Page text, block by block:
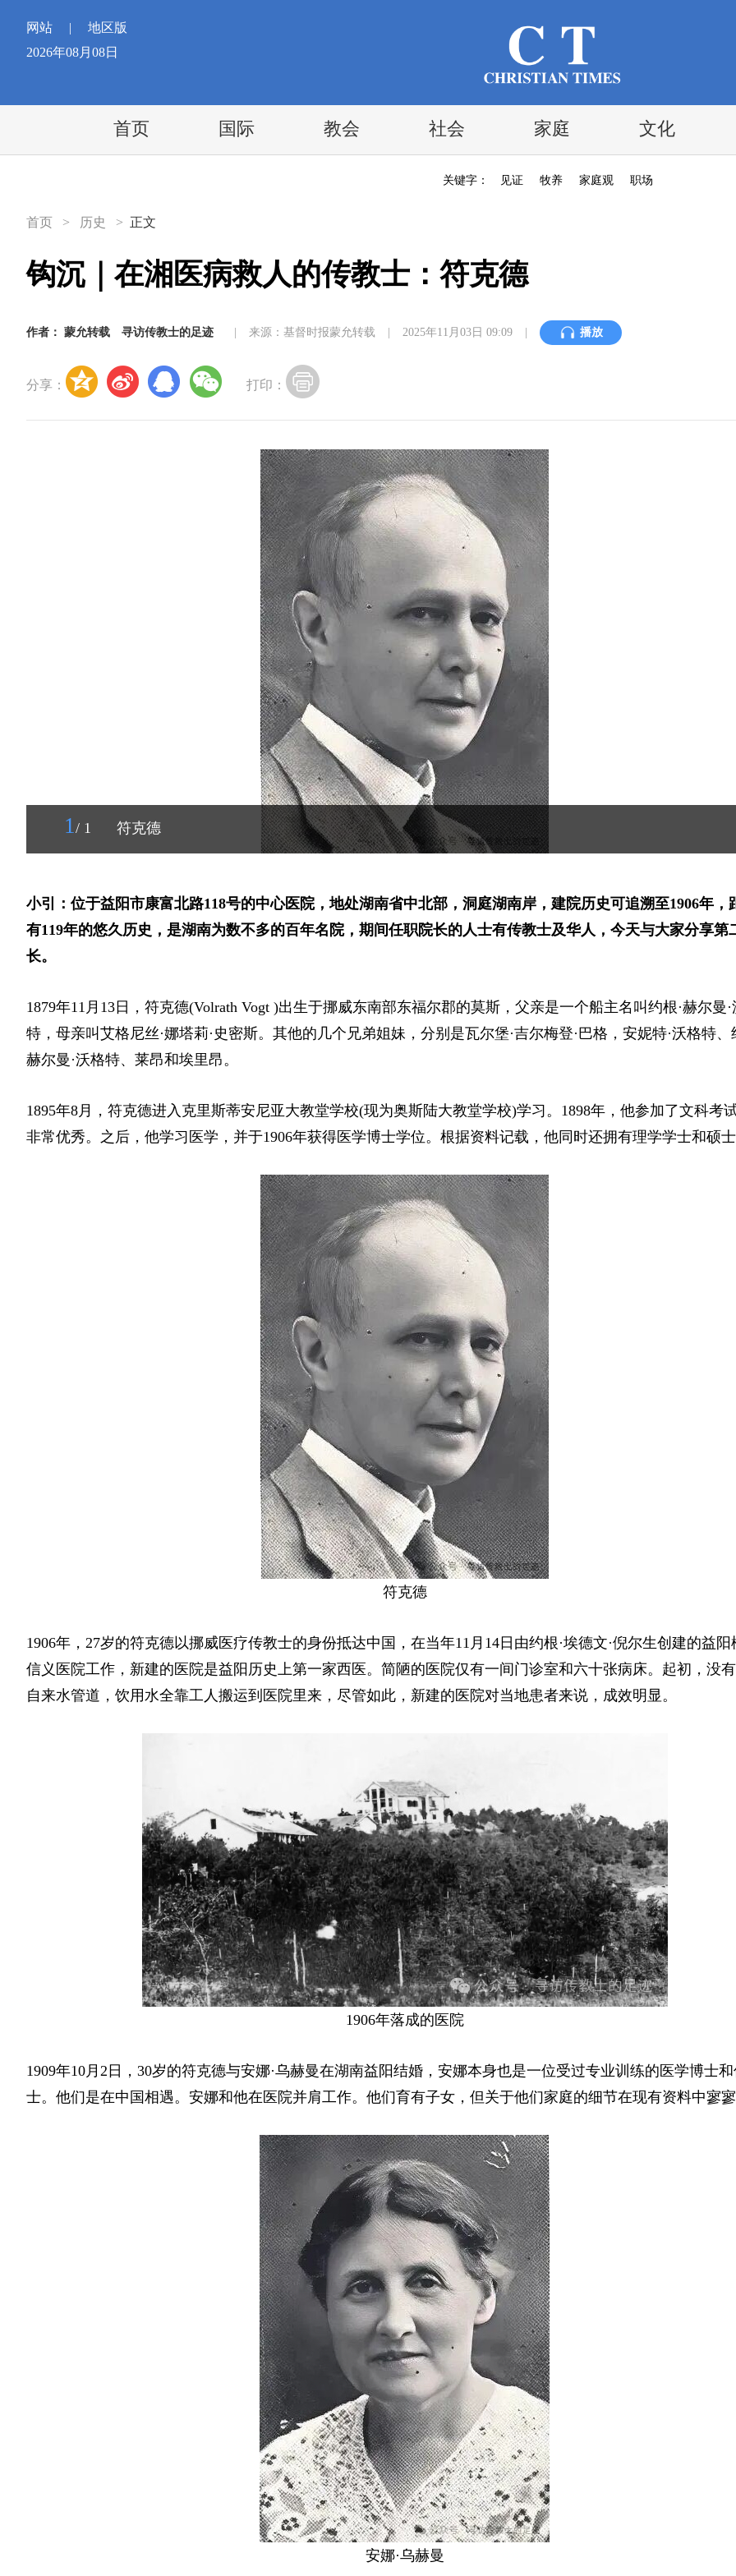
网站 |
地区版
2026年08月08日
首页 国际 教会 社会 家庭 文化
关键字： 见证 牧养 家庭观 职场
首页 > 历史 > 正文
钩沉｜在湘医病救人的传教士：符克德
作者： 蒙允转载 寻访传教士的足迹 来源：基督时报蒙允转载 2025年11月03日 09:09 播放
分享： 打印：
1 / 1 符克德
小引：位于益阳市康富北路118号的中心医院，地处湖南省中北部，洞庭湖南岸，建院历史可追溯至1906年，
有119年的悠久历史，是湖南为数不多的百年名院，期间任职院长的人士有传教士及华人，今天与大家分享第
长。
1879年11月13日，符克德(Volrath Vogt )出生于挪威东南部东福尔郡的莫斯，父亲是一个船主名叫约根·赫尔曼·
特，母亲叫艾格尼丝·娜塔莉·史密斯。其他的几个兄弟姐妹，分别是瓦尔堡·吉尔梅登·巴格，安妮特·沃格特、
赫尔曼·沃格特、莱昂和埃里昂。
1895年8月，符克德进入克里斯蒂安尼亚大教堂学校(现为奥斯陆大教堂学校)学习。1898年，他参加了文科考
非常优秀。之后，他学习医学，并于1906年获得医学博士学位。根据资料记载，他同时还拥有理学学士和硕士
符克德
1906年，27岁的符克德以挪威医疗传教士的身份抵达中国，在当年11月14日由约根·埃德文·倪尔生创建的益阳
信义医院工作，新建的医院是益阳历史上第一家西医。简陋的医院仅有一间门诊室和六十张病床。起初，没
自来水管道，饮用水全靠工人搬运到医院里来，尽管如此，新建的医院对当地患者来说，成效明显。
1906年落成的医院
1909年10月2日，30岁的符克德与安娜·乌赫曼在湖南益阳结婚，安娜本身也是一位受过专业训练的医学博士
士。他们是在中国相遇。安娜和他在医院并肩工作。他们育有子女，但关于他们家庭的细节在现有资料中寥寥
安娜·乌赫曼